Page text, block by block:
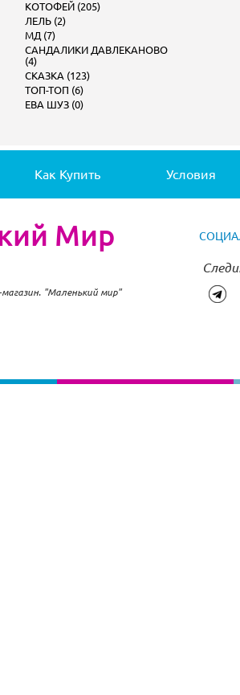
КОТОФЕЙ (205)
ЛЕЛЬ (2)
МД (7)
САНДАЛИКИ ДАВЛЕКАНОВО
(4)
СКАЗКА (123)
ТОП-ТОП (6)
ЕВА ШУЗ (0)
Как Купить Условия
Мир
"Маленький мир"